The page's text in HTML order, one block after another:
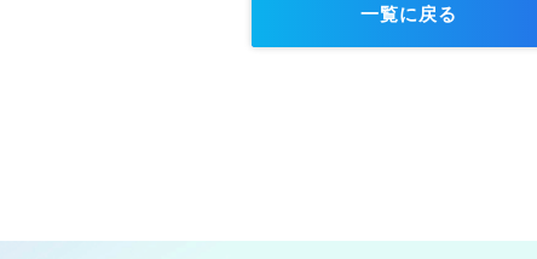
一覧に戻る